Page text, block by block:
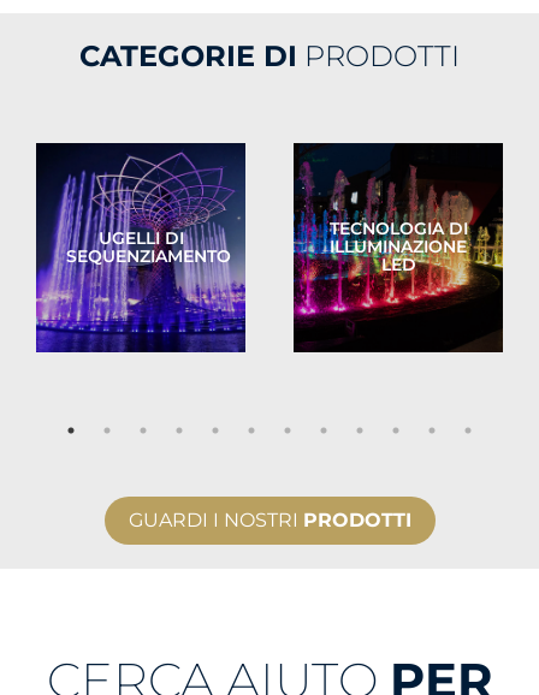
CATEGORIE DI PRODOTTI
UGELLI DI
SEQUENZIAMENTO
TECNOLOGIA DI
ILLUMINAZIONE
LED
GUARDI I NOSTRI PRODOTTI
CERCA AIUTO PER